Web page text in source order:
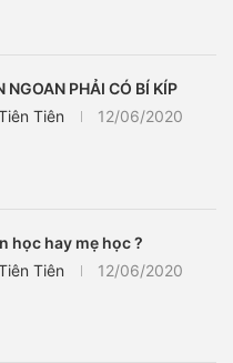
NGOAN PHẢI CÓ BÍ KÍP
Tiên 12/06/2020
học hay mẹ học ?
Tiên 12/06/2020